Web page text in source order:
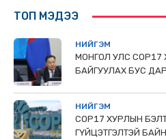
ТОП МЭДЭЭ
НИЙГЭМ
МОНГОЛ УЛС СОР17
БАЙГУУЛАХ БУС
НИЙГЭМ
COP17 ХУРЛЫН
ГҮЙЦЭТГЭЛТЭЙ